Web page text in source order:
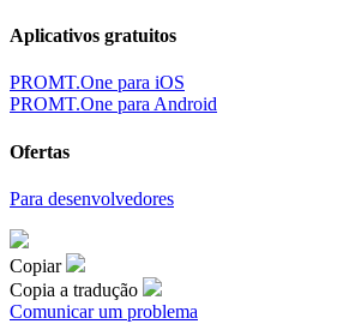
Aplicativos gratuitos
PROMT.One para iOS
PROMT.One para Android
Ofertas
Para desenvolvedores
Copiar
Copia a tradução
Comunicar um problema